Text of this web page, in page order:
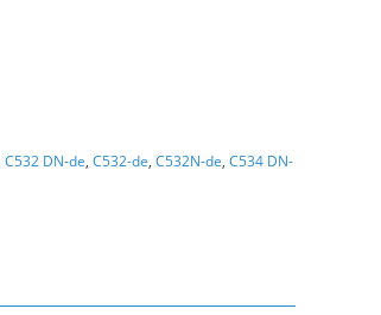
C532 DN-de, C532-de, C532N-de, C534 DN-